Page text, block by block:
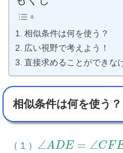
相似条件は何を使う？
広い視野で考えよう！
直接求めることができな
相似条件は何を使う？
（１） ∠ADE = ∠CF